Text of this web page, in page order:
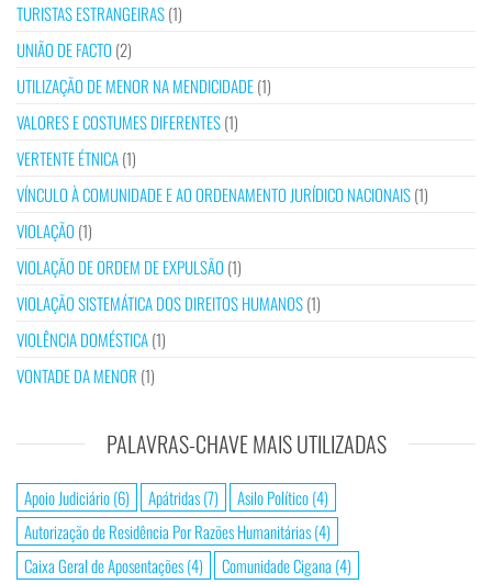
TURISTAS ESTRANGEIRAS(1)
UNIÃO DE FACTO (2)
UTILIZAÇÃO DE MENOR NA MENDICIDADE(1)
VALORES E COSTUMES DIFERENTES(1)
VERTENTE ÉTNICA(1)
VÍNCULO À COMUNIDADE E AO ORDENAMENTO JURÍDICO NACIONAIS(1)
VIOLAÇÃO (1)
VIOLAÇÃO DE ORDEM DE EXPULSÃO (1)
VIOLAÇÃO SISTEMÁTICA DOS DIREITOS HUMANOS(1)
VIOLÊNCIA DOMÉSTICA(1)
VONTADE DA MENOR (1)
PALAVRAS-CHAVE MAIS UTILIZADAS
Apoio Judiciário(6) Apátridas(7) Asilo Político(4)
Autorização de Residência Por Razões Humanitárias(4)
Caixa Geral de Aposentações(4) Comunidade Cigana (4)